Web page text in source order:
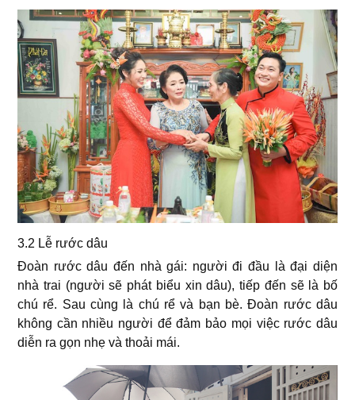
3.2 Lễ rước dâu
Đoàn rước dâu đến nhà gái: người đi đầu là đại diện
nhà trai (người sẽ phát biểu xin dâu), tiếp đến sẽ là bố
chú rể. Sau cùng là chú rể và bạn bè. Đoàn rước dâu
không cần nhiều người để đảm bảo mọi việc rước dâu
diễn ra gọn nhẹ và thoải mái.